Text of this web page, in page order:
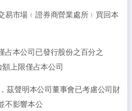
易市場﹙證券商營業處所﹚買回本
占本公司已發行股份之百分之
額上限僅占本公司
茲聲明本公司董事會已考慮公司財
不影響本公